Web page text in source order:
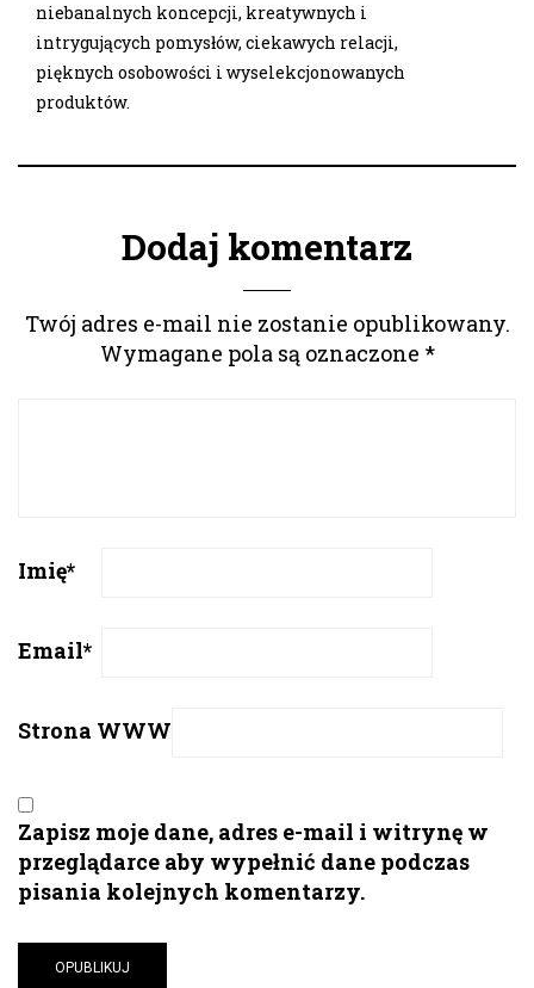
niebanalnych koncepcji, kreatywnych i
intrygujących pomysłów, ciekawych relacji,
pięknych osobowości i wyselekcjonowanych
produktów.
Dodaj komentarz
Twój adres e-mail nie zostanie opublikowany.
Wymagane pola są oznaczone *
Imię*
Email*
Strona WWW
Zapisz moje dane, adres e-mail i witrynę w
przeglądarce aby wypełnić dane podczas
pisania kolejnych komentarzy.